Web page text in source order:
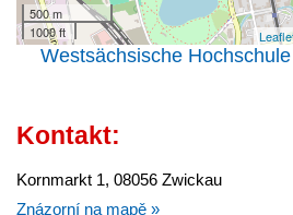
500 m
1000 ft
Westsächsische
Kontakt:
Kornmarkt 1, 08056 Zwickau
Znázorní na mapě »